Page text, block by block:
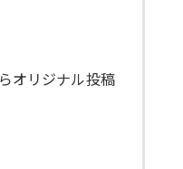
オリジナル投稿